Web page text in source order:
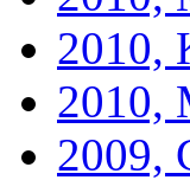
2010,
2010,
2009,